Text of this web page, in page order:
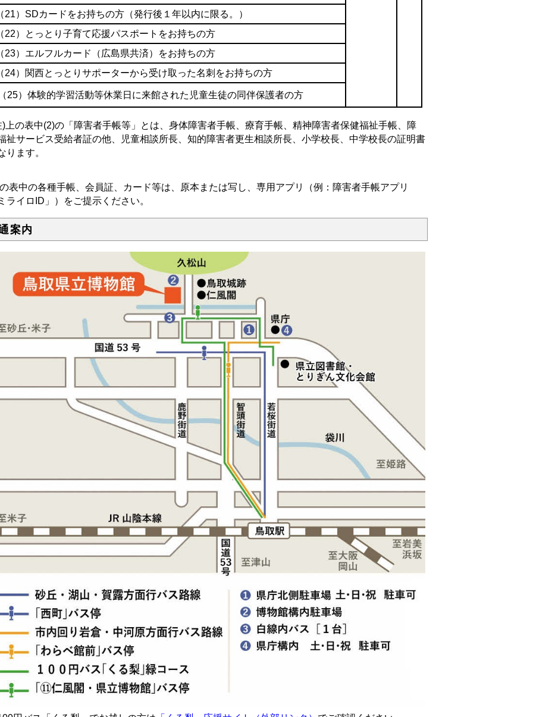
（21）SDカードをお持ちの方（発行後１年以内に限る。）
（22）とっとり子育て応援パスポートをお持ちの方
（23）エルフルカード（広島県共済）をお持ちの方
（24）関西とっとりサポーターから受け取った名刺をお持ちの方
（25）体験的学習活動等休業日に来館された児童生徒の同伴保護者の方
)上の表中(2)の「障害者手帳等」とは、身体障害者手帳、療育手帳、精神障害者保健福祉手帳、障
祉サービス受給者証の他、児童相談所長、知的障害者更生相談所長、小学校長、中学校長の証明書
ります。
の表中の各種手帳、会員証、カード等は、原本または写し、専用アプリ（例：障害者手帳アプリ
ライロID」）をご提示ください。
案内